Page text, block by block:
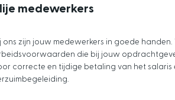
medewerkers
ons zijn jouw medewerkers in goede
die bij jouw
correcte en tijdige betaling van het salaris